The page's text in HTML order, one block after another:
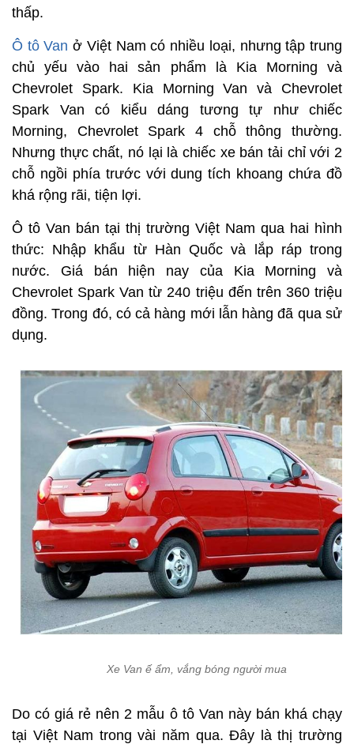
thấp.
Ô tô Van ở Việt Nam có nhiều loại, nhưng tập trung
chủ yếu vào hai sản phẩm là Kia Morning và
Chevrolet Spark. Kia Morning Van và Chevrolet
Spark Van có kiểu dáng tương tự như chiếc
Morning, Chevrolet Spark 4 chỗ thông thường.
Nhưng thực chất, nó lại là chiếc xe bán tải chỉ với 2
chỗ ngồi phía trước với dung tích khoang chứa đồ
khá rộng rãi, tiện lợi.
Ô tô Van bán tại thị trường Việt Nam qua hai hình
thức: Nhập khẩu từ Hàn Quốc và lắp ráp trong
nước. Giá bán hiện nay của Kia Morning và
Chevrolet Spark Van từ 240 triệu đến trên 360 triệu
đồng. Trong đó, có cả hàng mới lẫn hàng đã qua sử
dụng.
Xe Van ế ẩm, vắng bóng người mua
Do có giá rẻ nên 2 mẫu ô tô Van này bán khá chạy
tại Việt Nam trong vài năm qua. Đây là thị trường